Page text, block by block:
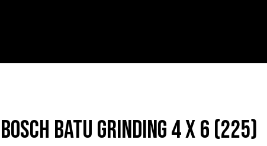
Bosch BATU Grinding 4 X 6 (225)